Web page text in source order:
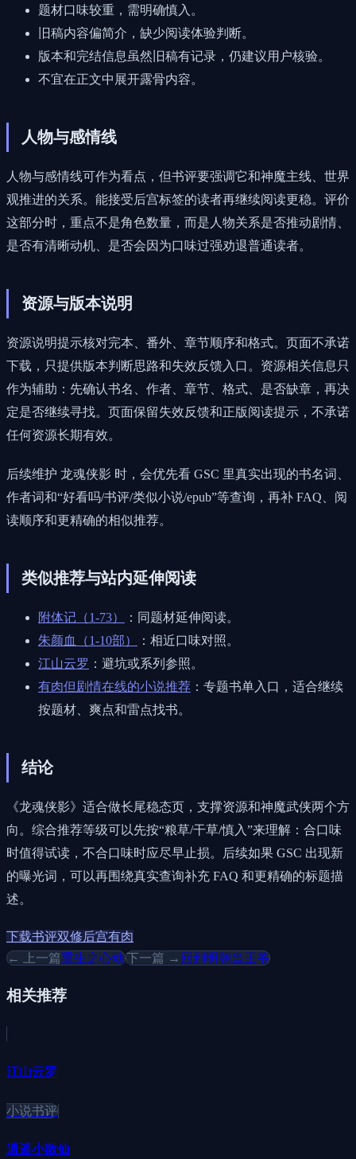
题材口味较重，需明确慎入。
旧稿内容偏简介，缺少阅读体验判断。
版本和完结信息虽然旧稿有记录，仍建议用户核验。
不宜在正文中展开露骨内容。
人物与感情线
人物与感情线可作为看点，但书评要强调它和神魔主线、世界
观推进的关系。能接受后宫标签的读者再继续阅读更稳。评价
这部分时，重点不是角色数量，而是人物关系是否推动剧情、
是否有清晰动机、是否会因为口味过强劝退普通读者。
资源与版本说明
资源说明提示核对完本、番外、章节顺序和格式。页面不承诺
下载，只提供版本判断思路和失效反馈入口。资源相关信息只
作为辅助：先确认书名、作者、章节、格式、是否缺章，再决
定是否继续寻找。页面保留失效反馈和正版阅读提示，不承诺
任何资源长期有效。
后续维护 龙魂侠影 时，会优先看 GSC 里真实出现的书名词、
作者词和“好看吗/书评/类似小说/epub”等查询，再补 FAQ、阅
读顺序和更精确的相似推荐。
类似推荐与站内延伸阅读
附体记（1-73）
：同题材延伸阅读。
朱颜血（1-10部）
：相近口味对照。
江山云罗 ：避坑或系列参照。
有肉但剧情在线的小说推荐 ：专题书单入口，适合继续
按题材、爽点和雷点找书。
结论
《龙魂侠影》适合做长尾稳态页，支撑资源和神魔武侠两个方
向。综合推荐等级可以先按“粮草/干草/慎入”来理解：合口味
时值得试读，不合口味时应尽早止损。后续如果 GSC 出现新
的曝光词，可以再围绕真实查询补充 FAQ 和更精确的标题描
述。
下载书评双修后宫有肉
← 上一篇重生之心动下一篇 → 回到明朝当王爷
相关推荐
江山云罗
小说书评
逍遥小散仙